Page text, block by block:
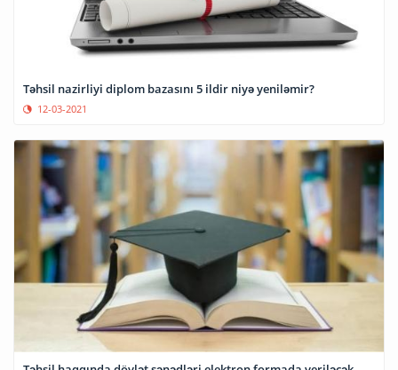
Təhsil nazirliyi diplom bazasını 5 ildir niyə yeniləmir?
12-03-2021